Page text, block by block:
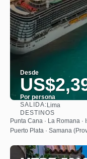
Desde
Por persona
SALIDA:Lima
DESTINOS
Punta Cana · La Romana ·
Puerto Plata · Samana